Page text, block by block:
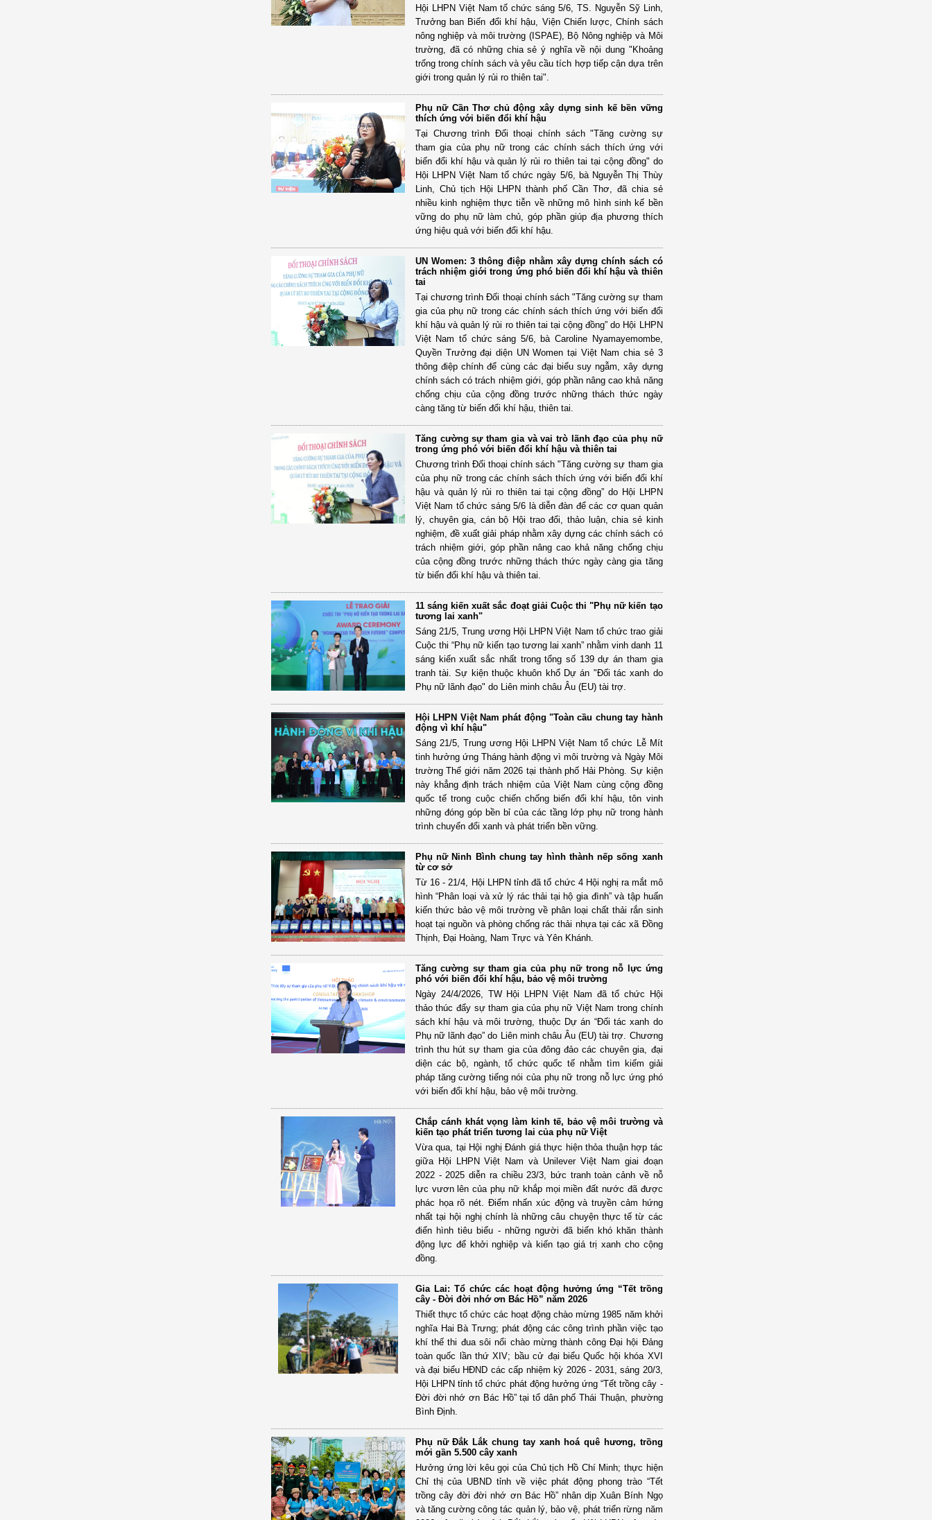
Hội LHPN Việt Nam tổ chức sáng 5/6, TS. Nguyễn Sỹ Linh,
Trưởng ban Biến đổi khí hậu, Viện Chiến lược, Chính sách
nông nghiệp và môi trường (ISPAE), Bộ Nông nghiệp và Môi
trường, đã có những chia sẻ ý nghĩa về nội dung "Khoảng
trống trong chính sách và yêu cầu tích hợp tiếp cận dựa trên
giới trong quản lý rủi ro thiên tai".
Phụ nữ Cần Thơ chủ động xây dựng sinh kế bền vững
thích ứng với biến đổi khí hậu
Tại Chương trình Đối thoại chính sách "Tăng cường sự
tham gia của phụ nữ trong các chính sách thích ứng với
biến đổi khí hậu và quản lý rủi ro thiên tai tại cộng đồng" do
Hội LHPN Việt Nam tổ chức ngày 5/6, bà Nguyễn Thị Thùy
Linh, Chủ tịch Hội LHPN thành phố Cần Thơ, đã chia sẻ
nhiều kinh nghiệm thực tiễn về những mô hình sinh kế bền
vững do phụ nữ làm chủ, góp phần giúp địa phương thích
ứng hiệu quả với biến đổi khí hậu.
UN Women: 3 thông điệp nhằm xây dựng chính sách có
trách nhiệm giới trong ứng phó biến đổi khí hậu và thiên
tai
Tại chương trình Đối thoại chính sách "Tăng cường sự tham
gia của phụ nữ trong các chính sách thích ứng với biến đổi
khí hậu và quản lý rủi ro thiên tai tại cộng đồng” do Hội LHPN
Việt Nam tổ chức sáng 5/6, bà Caroline Nyamayemombe,
Quyền Trưởng đại diện UN Women tại Việt Nam chia sẻ 3
thông điệp chính để cùng các đại biểu suy ngẫm, xây dựng
chính sách có trách nhiệm giới, góp phần nâng cao khả năng
chống chịu của cộng đồng trước những thách thức ngày
càng tăng từ biến đổi khí hậu, thiên tai.
Tăng cường sự tham gia và vai trò lãnh đạo của phụ nữ
trong ứng phó với biến đổi khí hậu và thiên tai
Chương trình Đối thoại chính sách "Tăng cường sự tham gia
của phụ nữ trong các chính sách thích ứng với biến đổi khí
hậu và quản lý rủi ro thiên tai tại cộng đồng” do Hội LHPN
Việt Nam tổ chức sáng 5/6 là diễn đàn để các cơ quan quản
lý, chuyên gia, cán bộ Hội trao đổi, thảo luận, chia sẻ kinh
nghiệm, đề xuất giải pháp nhằm xây dựng các chính sách có
trách nhiệm giới, góp phần nâng cao khả năng chống chịu
của cộng đồng trước những thách thức ngày càng gia tăng
từ biến đổi khí hậu và thiên tai.
11 sáng kiến xuất sắc đoạt giải Cuộc thi "Phụ nữ kiến tạo
tương lai xanh"
Sáng 21/5, Trung ương Hội LHPN Việt Nam tổ chức trao giải
Cuộc thi “Phụ nữ kiến tạo tương lai xanh” nhằm vinh danh 11
sáng kiến xuất sắc nhất trong tổng số 139 dự án tham gia
tranh tài. Sự kiện thuộc khuôn khổ Dự án "Đối tác xanh do
Phụ nữ lãnh đạo" do Liên minh châu Âu (EU) tài trợ.
Hội LHPN Việt Nam phát động "Toàn cầu chung tay hành
động vì khí hậu"
Sáng 21/5, Trung ương Hội LHPN Việt Nam tổ chức Lễ Mít
tinh hưởng ứng Tháng hành động vì môi trường và Ngày Môi
trường Thế giới năm 2026 tại thành phố Hải Phòng. Sự kiện
này khẳng định trách nhiệm của Việt Nam cùng cộng đồng
quốc tế trong cuộc chiến chống biến đổi khí hậu, tôn vinh
những đóng góp bền bỉ của các tầng lớp phụ nữ trong hành
trình chuyển đổi xanh và phát triển bền vững.
Phụ nữ Ninh Bình chung tay hình thành nếp sống xanh
từ cơ sở
Từ 16 - 21/4, Hội LHPN tỉnh đã tổ chức 4 Hội nghị ra mắt mô
hình “Phân loại và xử lý rác thải tại hộ gia đình” và tập huấn
kiến thức bảo vệ môi trường về phân loại chất thải rắn sinh
hoạt tại nguồn và phòng chống rác thải nhựa tại các xã Đồng
Thịnh, Đại Hoàng, Nam Trực và Yên Khánh.
Tăng cường sự tham gia của phụ nữ trong nỗ lực ứng
phó với biến đổi khí hậu, bảo vệ môi trường
Ngày 24/4/2026, TW Hội LHPN Việt Nam đã tổ chức Hội
thảo thúc đẩy sự tham gia của phụ nữ Việt Nam trong chính
sách khí hậu và môi trường, thuộc Dự án “Đối tác xanh do
Phụ nữ lãnh đạo” do Liên minh châu Âu (EU) tài trợ. Chương
trình thu hút sự tham gia của đông đảo các chuyên gia, đại
diện các bộ, ngành, tổ chức quốc tế nhằm tìm kiếm giải
pháp tăng cường tiếng nói của phụ nữ trong nỗ lực ứng phó
với biến đổi khí hậu, bảo vệ môi trường.
Chắp cánh khát vọng làm kinh tế, bảo vệ môi trường và
kiến tạo phát triển tương lai của phụ nữ Việt
Vừa qua, tại Hội nghị Đánh giá thực hiện thỏa thuận hợp tác
giữa Hội LHPN Việt Nam và Unilever Việt Nam giai đoạn
2022 - 2025 diễn ra chiều 23/3, bức tranh toàn cảnh về nỗ
lực vươn lên của phụ nữ khắp mọi miền đất nước đã được
phác họa rõ nét. Điểm nhấn xúc động và truyền cảm hứng
nhất tại hội nghị chính là những câu chuyện thực tế từ các
điển hình tiêu biểu - những người đã biến khó khăn thành
động lực để khởi nghiệp và kiến tạo giá trị xanh cho cộng
đồng.
Gia Lai: Tổ chức các hoạt động hưởng ứng “Tết trồng
cây - Đời đời nhớ ơn Bác Hồ” năm 2026
Thiết thực tổ chức các hoạt động chào mừng 1985 năm khởi
nghĩa Hai Bà Trưng; phát động các công trình phần việc tạo
khí thế thi đua sôi nổi chào mừng thành công Đại hội Đảng
toàn quốc lần thứ XIV; bầu cử đại biểu Quốc hội khóa XVI
và đại biểu HĐND các cấp nhiệm kỳ 2026 - 2031, sáng 20/3,
Hội LHPN tỉnh tổ chức phát động hưởng ứng “Tết trồng cây -
Đời đời nhớ ơn Bác Hồ” tại tổ dân phố Thái Thuận, phường
Bình Định.
Phụ nữ Đắk Lắk chung tay xanh hoá quê hương, trồng
mới gần 5.500 cây xanh
Hưởng ứng lời kêu gọi của Chủ tịch Hồ Chí Minh; thực hiện
Chỉ thị của UBND tỉnh về việc phát động phong trào “Tết
trồng cây đời đời nhớ ơn Bác Hồ” nhân dịp Xuân Bính Ngọ
và tăng cường công tác quản lý, bảo vệ, phát triển rừng năm